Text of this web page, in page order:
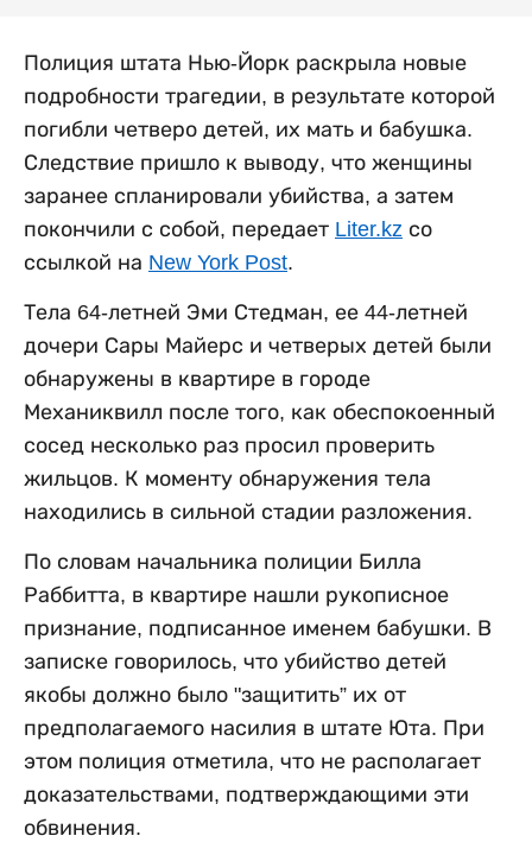
Полиция штата Нью-Йорк раскрыла новые
подробности трагедии, в результате которой
погибли четверо детей, их мать и бабушка.
Следствие пришло к выводу, что женщины
заранее спланировали убийства, а затем
покончили с собой, передает Liter.kz со
ссылкой на New York Post.
Тела 64-летней Эми Стедман, ее 44-летней
дочери Сары Майерс и четверых детей были
обнаружены в квартире в городе
Механиквилл после того, как обеспокоенный
сосед несколько раз просил проверить
жильцов. К моменту обнаружения тела
находились в сильной стадии разложения.
По словам начальника полиции Билла
Раббитта, в квартире нашли рукописное
признание, подписанное именем бабушки. В
записке говорилось, что убийство детей
якобы должно было "защитить” их от
предполагаемого насилия в штате Юта. При
этом полиция отметила, что не располагает
доказательствами, подтверждающими эти
обвинения.